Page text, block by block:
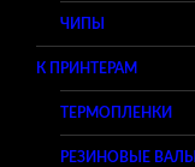
ЧИПЫ
К ПРИНТЕРАМ
ТЕРМОПЛЕНКИ
РЕЗИНОВЫЕ ВАЛЫ